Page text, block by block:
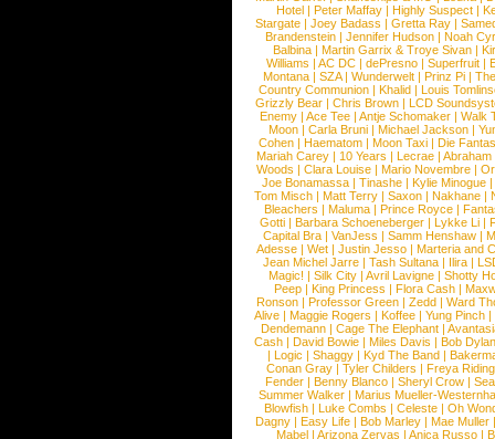
Hotel | Peter Maffay | Highly Suspect |
Stargate |Joey Badass |Gretta Ray |
Brandenstein |Jennifer Hudson |Noah
Balbina | Martin Garrix & Troye Sivan |
Williams |AC DC |dePresno |Superfruit |
Montana |SZA|Wunderwelt |Prinz Pi |
Country Communion | Khalid | Louis
Grizzly Bear | Chris Brown | LCD
Enemy | Ace Tee | Antje Schomaker | Walk
Moon |Carla Bruni |Michael Jackson |
Cohen |Haematom |Moon Taxi |Die
Mariah Carey | 10 Years | Lecrae | Abraham
Woods |Clara Louise |Mario Novembre |
Joe Bonamassa | Tinashe | Kylie Minogue |
Tom Misch |Matt Terry |Saxon |Nakhane |
Bleachers | Maluma | Prince Royce |
Gotti |Barbara Schoeneberger |Lykke Li |
Capital Bra |VanJess |Samm Henshaw |
Adesse |Wet |Justin Jesso |Marteria and
Jean Michel Jarre |Tash Sultana | Ilira |
Magic! | Silk City | Avril Lavigne | Shotty
Peep |King Princess |Flora Cash |
Ronson |Professor Green |Zedd |Ward
Alive |Maggie Rogers |Koffee |Yung Pinch |
Dendemann |Cage The Elephant |
Cash | David Bowie | Miles Davis | Bob Dylan
|Logic |Shaggy |Kyd The Band |
Conan Gray |Tyler Childers |Freya
Fender |Benny Blanco |Sheryl Crow |
Summer Walker |Marius Mueller-
Blowfish | Luke Combs | Celeste | Oh
Dagny |Easy Life |Bob Marley |Mae Muller
Mabel |Arizona Zervas |Anica Russo |